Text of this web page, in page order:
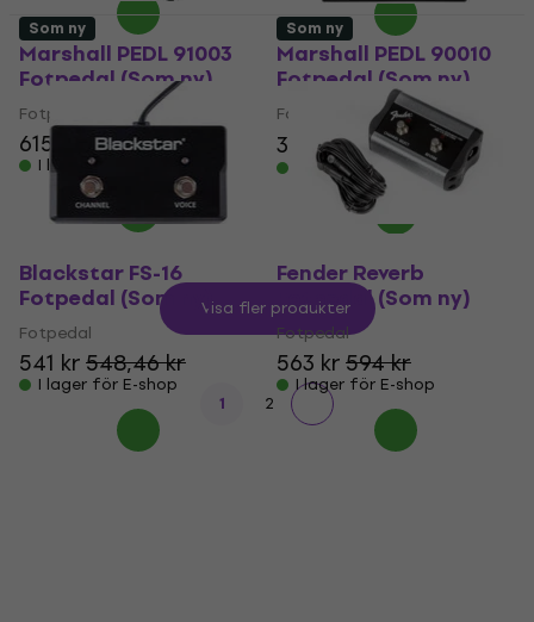
Marshall PEDL 91003
Fotpedal (Som ny)
Fotpedal
615 kr
I lager för E-shop
Marshall PEDL 90010
Fotpedal (Som ny)
Fotpedal
362 kr449 kr
- 19 %
I lager för E-shop
Som ny
Blackstar FS-16
Fotpedal (Som ny)
Fotpedal
541 kr548,46 kr
I lager för E-shop
Som ny
Fender Reverb
Fotpedal (Som ny)
Fotpedal
563 kr594 kr
I lager för E-shop
Visa fler produkter
1 2